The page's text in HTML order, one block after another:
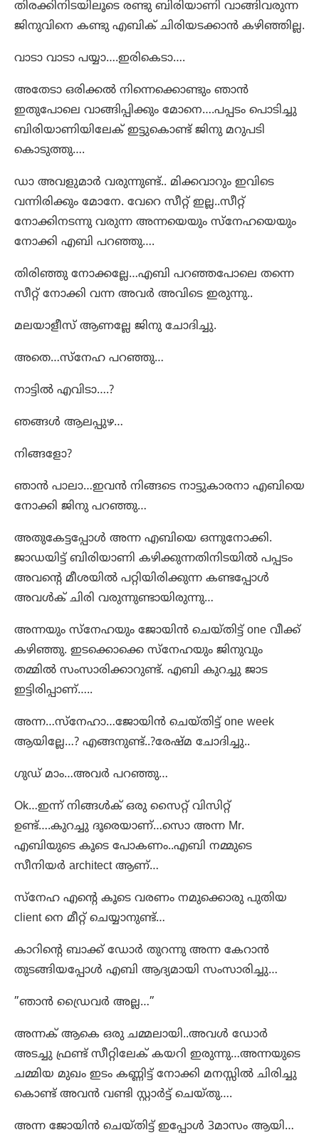
തിരക്കിനിടയിലൂടെ രണ്ടു ബിരിയാണി വാങ്ങിവരുന്ന
ജിനുവിനെ കണ്ടു എബിക് ചിരിയടക്കാൻ കഴിഞ്ഞില്ല.
വാടാ വാടാ പയ്യാ….ഇരികെടാ….
അതേടാ ഒരിക്കൽ നിന്നെക്കൊണ്ടും ഞാൻ
ഇതുപോലെ വാങ്ങിപ്പിക്കും മോനെ….പപ്പടം പൊടിച്ചു
ബിരിയാണിയിലേക് ഇട്ടുകൊണ്ട് ജിനു മറുപടി
കൊടുത്തു….
ഡാ അവളുമാർ വരുന്നുണ്ട്.. മിക്കവാറും ഇവിടെ
വന്നിരിക്കും മോനേ. വേറെ സീറ്റ്‌ ഇല്ല..സീറ്റ്‌
നോക്കിനടന്നു വരുന്ന അന്നയെയും സ്നേഹയെയും
നോക്കി എബി പറഞ്ഞു….
തിരിഞ്ഞു നോക്കല്ലേ…എബി പറഞ്ഞപോലെ തന്നെ
സീറ്റ്‌ നോക്കി വന്ന അവർ അവിടെ ഇരുന്നു..
മലയാളീസ് ആണല്ലേ ജിനു ചോദിച്ചു.
അതെ…സ്നേഹ പറഞ്ഞു…
നാട്ടിൽ എവിടാ….?
ഞങ്ങൾ ആലപ്പുഴ…
നിങ്ങളോ?
ഞാൻ പാലാ…ഇവൻ നിങ്ങടെ നാട്ടുകാരനാ എബിയെ
നോക്കി ജിനു പറഞ്ഞു…
അതുകേട്ടപ്പോൾ അന്ന എബിയെ ഒന്നുനോക്കി.
ജാഡയിട്ട് ബിരിയാണി കഴിക്കുന്നതിനിടയിൽ പപ്പടം
അവന്റെ മീശയിൽ പറ്റിയിരിക്കുന്ന കണ്ടപ്പോൾ
അവൾക് ചിരി വരുന്നുണ്ടായിരുന്നു…
അന്നയും സ്നേഹയും ജോയിൻ ചെയ്‌തിട്ട് one വീക്ക്‌
കഴിഞ്ഞു. ഇടക്കൊക്കെ സ്നേഹയും ജിനുവും
തമ്മിൽ സംസാരിക്കാറുണ്ട്. എബി കുറച്ചു ജാട
ഇട്ടിരിപ്പാണ്…..
അന്ന…സ്നേഹാ…ജോയിൻ ചെയ്‌തിട്ട് one week
ആയില്ലേ…? എങ്ങനുണ്ട്..?രേഷ്മ ചോദിച്ചു..
ഗുഡ് മാം…അവർ പറഞ്ഞു…
Ok…ഇന്ന് നിങ്ങൾക് ഒരു സൈറ്റ് വിസിറ്റ്
ഉണ്ട്….കുറച്ചു ദൂരെയാണ്…സൊ അന്ന Mr.
എബിയുടെ കൂടെ പോകണം..എബി നമ്മുടെ
സീനിയർ architect ആണ്‌…
സ്നേഹ എന്റെ കൂടെ വരണം നമുക്കൊരു പുതിയ
client നെ മീറ്റ് ചെയ്യാനുണ്ട്…
കാറിന്റെ ബാക്ക് ഡോർ തുറന്നു അന്ന കേറാൻ
തുടങ്ങിയപ്പോൾ എബി ആദ്യമായി സംസാരിച്ചു…
”ഞാൻ ഡ്രൈവർ അല്ല…”
അന്നക് ആകെ ഒരു ചമ്മലായി..അവൾ ഡോർ
അടച്ചു ഫ്രണ്ട് സീറ്റിലേക് കയറി ഇരുന്നു…അന്നയുടെ
ചമ്മിയ മുഖം ഇടം കണ്ണിട്ട് നോക്കി മനസ്സിൽ ചിരിച്ചു
കൊണ്ട് അവൻ വണ്ടി സ്റ്റാർട്ട്‌ ചെയ്തു….
അന്ന ജോയിൻ ചെയ്തിട്ട് ഇപ്പോൾ 3മാസം ആയി…